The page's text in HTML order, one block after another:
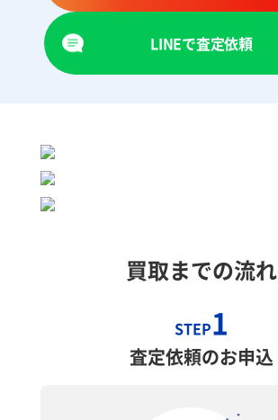
LINEで査定依頼
買取までの流れ
STEP1
査定依頼のお申込